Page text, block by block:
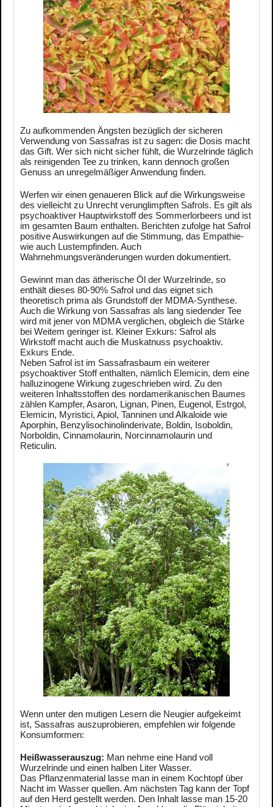
Zu aufkommenden Ängsten bezüglich der sicheren
Verwendung von Sassafras ist zu sagen: die Dosis macht
das Gift. Wer sich nicht sicher fühlt, die Wurzelrinde täglich
als reinigenden Tee zu trinken, kann dennoch großen
Genuss an unregelmäßiger Anwendung finden.
Werfen wir einen genaueren Blick auf die Wirkungsweise
des vielleicht zu Unrecht verunglimpften Safrols. Es gilt als
psychoaktiver Hauptwirkstoff des Sommerlorbeers und ist
im gesamten Baum enthalten. Berichten zufolge hat Safrol
positive Auswirkungen auf die Stimmung, das Empathie-
wie auch Lustempfinden. Auch
Wahrnehmungsveränderungen wurden dokumentiert.
Gewinnt man das ätherische Öl der Wurzelrinde, so
enthält dieses 80-90% Safrol und das eignet sich
theoretisch prima als Grundstoff der MDMA-Synthese.
Auch die Wirkung von Sassafras als lang siedender Tee
wird mit jener von MDMA verglichen, obgleich die Stärke
bei Weitem geringer ist. Kleiner Exkurs: Safrol als
Wirkstoff macht auch die Muskatnuss psychoaktiv.
Exkurs Ende.
Neben Safrol ist im Sassafrasbaum ein weiterer
psychoaktiver Stoff enthalten, nämlich Elemicin, dem eine
halluzinogene Wirkung zugeschrieben wird. Zu den
weiteren Inhaltsstoffen des nordamerikanischen Baumes
zählen Kampfer, Asaron, Lignan, Pinen, Eugenol, Estrgol,
Elemicin, Myristici, Apiol, Tanninen und Alkaloide wie
Aporphin, Benzylisochinolinderivate, Boldin, Isoboldin,
Norboldin, Cinnamolaurin, Norcinnamolaurin und
Reticulin.
Wenn unter den mutigen Lesern die Neugier aufgekeimt
ist, Sassafras auszuprobieren, empfehlen wir folgende
Konsumformen:
Heißwasserauszug: Man nehme eine Hand voll
Wurzelrinde und einen halben Liter Wasser.
Das Pflanzenmaterial lasse man in einem Kochtopf über
Nacht im Wasser quellen. Am nächsten Tag kann der Topf
auf den Herd gestellt werden. Den Inhalt lasse man 15-20